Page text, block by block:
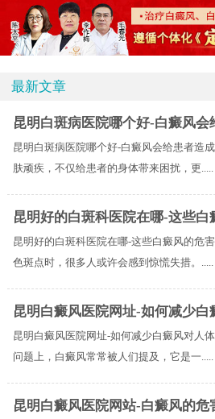
最新文章
昆明白斑病医院哪个好-白癜风会
昆明白斑病医院哪个好-白癜风会给患者造
肤顽疾，不仅给患者的身体带来困扰，更.....
昆明好的白斑科医院在哪-这些白
昆明好的白斑科医院在哪-这些白癜风的危
色斑点时，很多人或许会感到惊慌失措。.....
昆明白癜风医院网址-如何减少白
昆明白癜风医院网址-如何减少白癜风对人
问题上，白癜风常常被人们提及，它是一.....
昆明白癜风医院网站-白癜风的危